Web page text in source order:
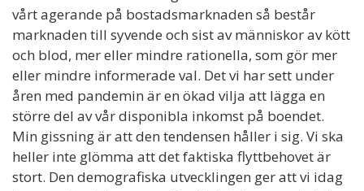
vårt agerande på bostadsmarknaden så består
marknaden till syvende och sist av människor av kött
och blod, mer eller mindre rationella, som gör mer
eller mindre informerade val. Det vi har sett under
åren med pandemin är en ökad vilja att lägga en
större del av vår disponibla inkomst på boendet.
Min gissning är att den tendensen håller i sig. Vi ska
heller inte glömma att det faktiska flyttbehovet är
stort. Den demografiska utvecklingen ger att vi idag